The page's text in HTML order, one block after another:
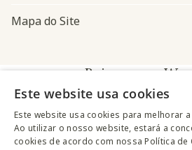
Mapa do Site
Baixe o app
Este website usa cookies
Este website usa cookies para melhorar
Ao utilizar o nosso website, estará a
cookies de acordo com nossa Política de